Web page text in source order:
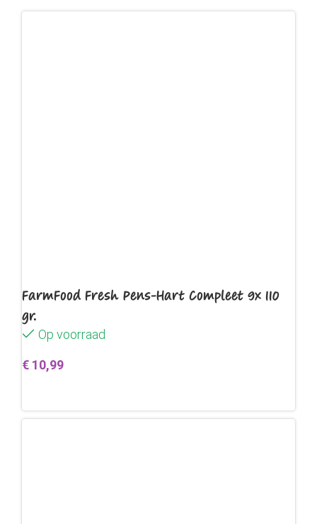
FarmFood Fresh Pens-Hart Compleet 9x 110
gr.
Op voorraad
€ 10,99